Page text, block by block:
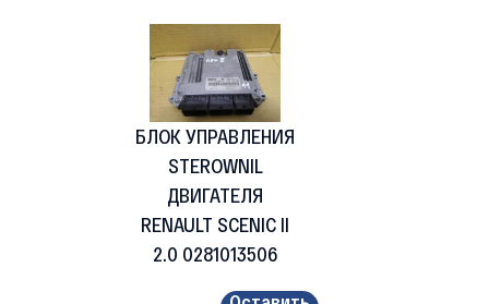
БЛОК УПРАВЛЕНИЯ
STEROWNIL
ДВИГАТЕЛЯ
RENAULT SCENIC II
2.0 0281013506